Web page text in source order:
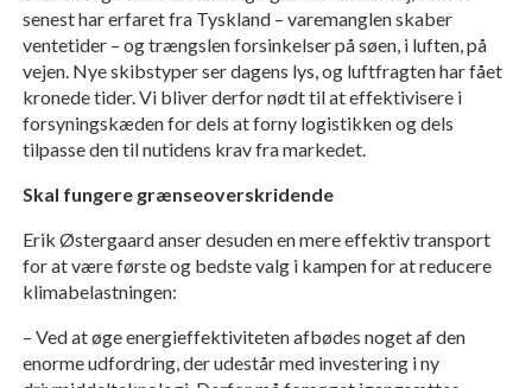
senest har erfaret fra Tyskland – varemanglen skaber
ventetider – og trængslen forsinkelser på søen, i luften, på
vejen. Nye skibstyper ser dagens lys, og luftfragten har fået
kronede tider. Vi bliver derfor nødt til at effektivisere i
forsyningskæden for dels at forny logistikken og dels
tilpasse den til nutidens krav fra markedet.
Skal fungere grænseoverskridende
Erik Østergaard anser desuden en mere effektiv transport
for at være første og bedste valg i kampen for at reducere
klimabelastningen:
– Ved at øge energieffektiviteten afbødes noget af den
enorme udfordring, der udestår med investering i ny